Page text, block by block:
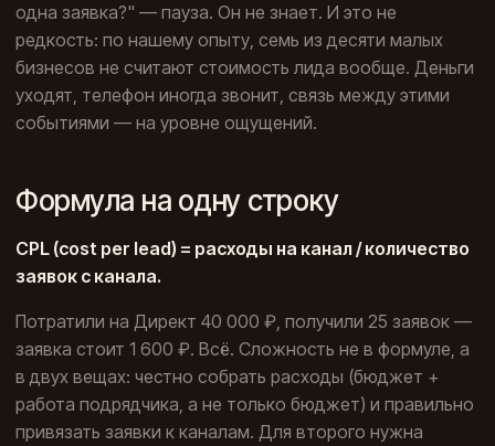
одна заявка?" — пауза. Он не знает. И это не
редкость: по нашему опыту, семь из десяти малых
бизнесов не считают стоимость лида вообще. Деньги
уходят, телефон иногда звонит, связь между этими
событиями — на уровне ощущений.
Формула на одну строку
CPL (cost per lead) = расходы на канал / количество
заявок с канала.
Потратили на Директ 40 000 ₽, получили 25 заявок —
заявка стоит 1 600 ₽. Всё. Сложность не в формуле, а
в двух вещах: честно собрать расходы (бюджет +
работа подрядчика, а не только бюджет) и правильно
привязать заявки к каналам. Для второго нужна